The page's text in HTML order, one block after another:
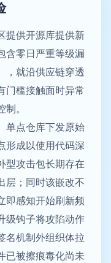
提供开源库提供新
含零日严重等级漏
就沿供应链穿透
门槛接触面时异常
。
单点仓库下发原始
形成以使用代码深
型攻击包长期存在
层；同时该嵌改不
即感知开始刷新频
级钩子将攻陷动作
名机制外组织体拉
已被擦痕毒化尚未